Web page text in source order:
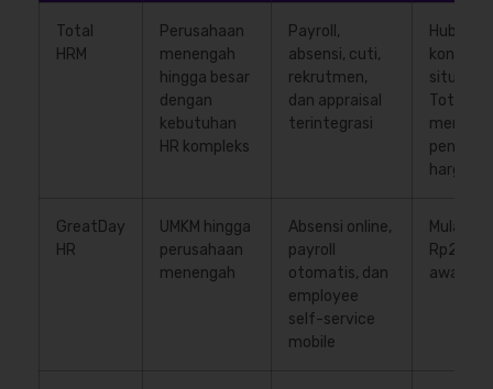
Total
HRM
Perusahaan
menengah
hingga besar
dengan
kebutuhan
HR kompleks
Payroll,
absensi, cuti,
rekrutmen,
dan appraisal
terintegrasi
situs
Total
harga
GreatDay
HR
UMKM hingga
perusahaan
menengah
Absensi online,
payroll
otomatis, dan
employee
self-service
mobile
Mulai
awan